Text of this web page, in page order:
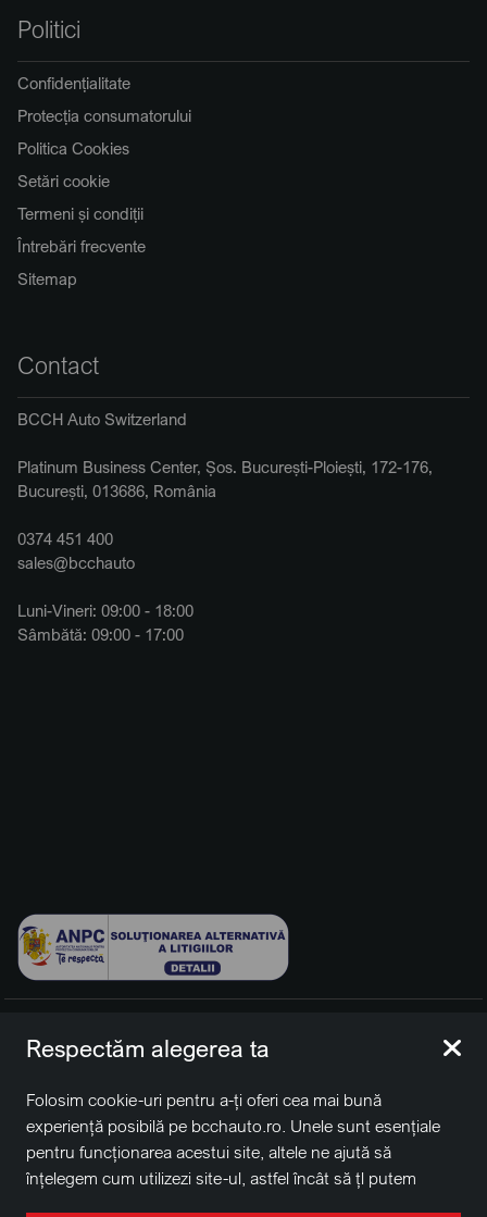
Politici
Confidențialitate
Protecția consumatorului
Politica Cookies
Setări cookie
Termeni și condiții
Întrebări frecvente
Sitemap
Contact
BCCH Auto Switzerland
Platinum Business Center, Șos. București-Ploiești, 172-176,
București, 013686, România
0374 451 400
sales@bcchauto
Luni-Vineri: 09:00 - 18:00
Sâmbătă: 09:00 - 17:00
rezervate.
BCCH Auto Switzerland este o marcă a societății
BCCH
Group Switzerland AG
Sediu social: David Business Center, Str. Erou Iancu Nicolae
nr. 29, Voluntari, Ilfov
Respectăm alegerea ta
Folosim cookie-uri pentru a-ți oferi cea mai bună
experiență posibilă pe bcchauto.ro. Unele sunt esențiale
pentru funcționarea acestui site, altele ne ajută să
înțelegem cum utilizezi site-ul, astfel încât să țl putem